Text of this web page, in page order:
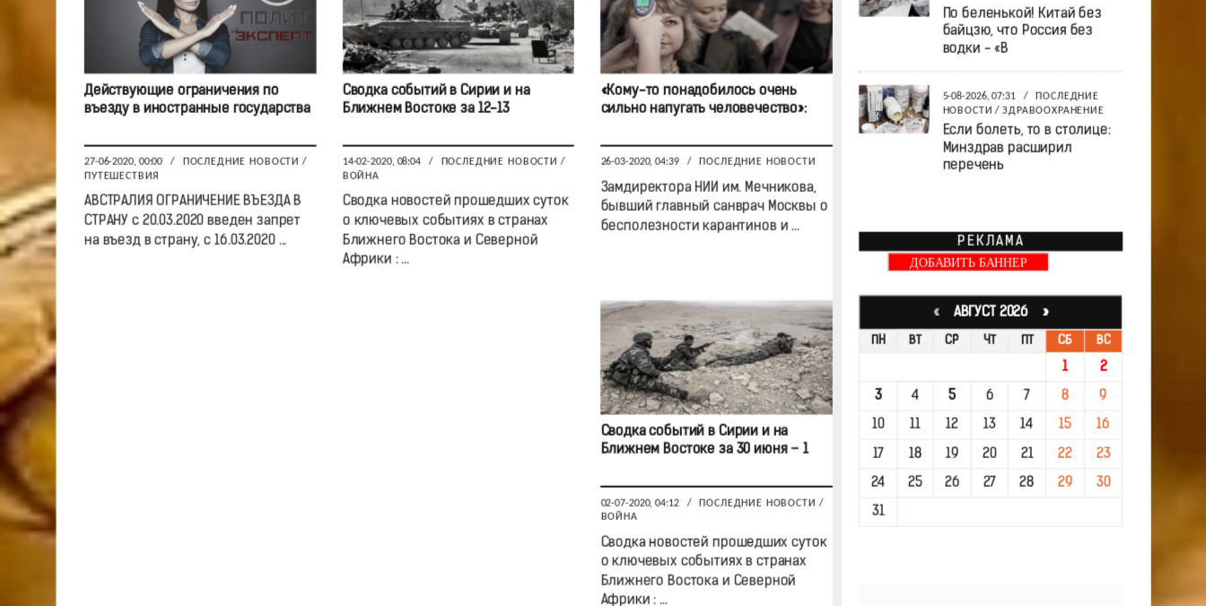
Действующие ограничения по
въезду в иностранные государства
27-06-2020, 00:00 / ПОСЛЕДНИЕ НОВОСТИ /
ПУТЕШЕСТВИЯ
АВСТРАЛИЯ ОГРАНИЧЕНИЕ ВЪЕЗДА В
СТРАНУ с 20.03.2020 введен запрет
на въезд в страну, с 16.03.2020 ...
Сводка событий в Сирии и на
Ближнем Востоке за 12-13
14-02-2020, 08:04 / ПОСЛЕДНИЕ НОВОСТИ /
ВОЙНА
Сводка новостей прошедших суток
о ключевых событиях в странах
Ближнего Востока и Северной
Африки : ...
«Кому-то понадобилось очень
сильно напугать человечество»:
26-03-2020, 04:39 / ПОСЛЕДНИЕ НОВОСТИ
Замдиректора НИИ им. Мечникова,
бывший главный санврач Москвы о
бесполезности карантинов и ...
Сводка событий в Сирии и на
Ближнем Востоке за 30 июня – 1
02-07-2020, 04:12 / ПОСЛЕДНИЕ НОВОСТИ /
ВОЙНА
Сводка новостей прошедших суток
о ключевых событиях в странах
Ближнего Востока и Северной
Африки : ...
По беленькой! Китай без
байцзю, что Россия без
водки - «В
5-08-2026, 07:31 /
ПОСЛЕДНИЕ
НОВОСТИ / ЗДРАВООХРАНЕНИЕ
Если болеть, то в столице:
Минздрав расширил
перечень
РЕКЛАМА
ДОБАВИТЬ БАННЕР
«АВГУСТ 2026 »
ПН ВТ СР ЧТ ПТ СБ ВС
1 2
3 4 5 6 7 8 9
10 11 12 13 14 15 16
17 18 19 20 21 22 23
24 25 26 27 28 29 30
31